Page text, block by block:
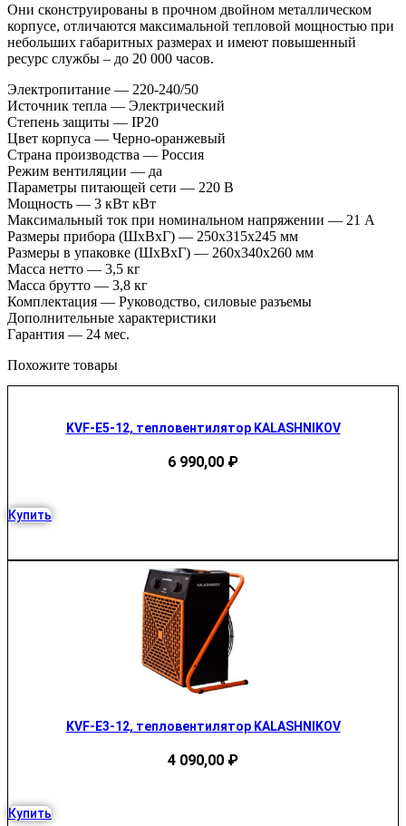
Они сконструированы в прочном двойном металлическом
корпусе, отличаются максимальной тепловой мощностью при
небольших габаритных размерах и имеют повышенный
ресурс службы – до 20 000 часов.
Электропитание — 220-240/50
Источник тепла — Электрический
Степень защиты — IP20
Цвет корпуса — Черно-оранжевый
Страна производства — Россия
Режим вентиляции — да
Параметры питающей сети — 220 В
Мощность — 3 кВт кВт
Максимальный ток при номинальном напряжении — 21 А
Размеры прибора (ШхВхГ) — 250x315x245 мм
Размеры в упаковке (ШхВхГ) — 260x340x260 мм
Масса нетто — 3,5 кг
Масса брутто — 3,8 кг
Комплектация — Руководство, силовые разъемы
Дополнительные характеристики
Гарантия — 24 мес.
Похожите товары
KVF-E5-12, тепловентилятор KALASHNIKOV
6 990,00 ₽
Купить
KVF-E3-12, тепловентилятор KALASHNIKOV
4 090,00 ₽
Купить